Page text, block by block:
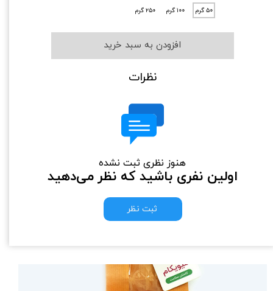
۵۰ گرم ۱۰۰ گرم ۲۵۰ گرم
افزودن به سبد خرید
نظرات
هنوز نظری ثبت نشده
اولین نفری باشید که نظر می‌دهید
ثبت نظر